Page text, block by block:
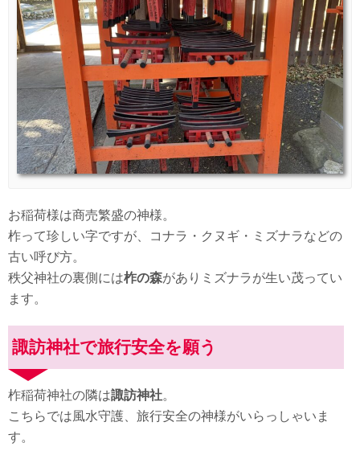
お稲荷様は商売繁盛の神様。
柞って珍しい字ですが、コナラ・クヌギ・ミズナラなどの
古い呼び方。
秩父神社の裏側には柞の森がありミズナラが生い茂ってい
ます。
諏訪神社で旅行安全を願う
柞稲荷神社の隣は諏訪神社。
こちらでは風水守護、旅行安全の神様がいらっしゃいま
す。